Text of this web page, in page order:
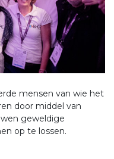
mensen van wie het
door middel van
geweldige
op te lossen.